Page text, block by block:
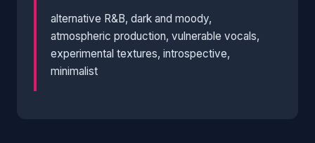
alternative R&B, dark and moody,
atmospheric production, vulnerable vocals,
experimental textures, introspective,
minimalist